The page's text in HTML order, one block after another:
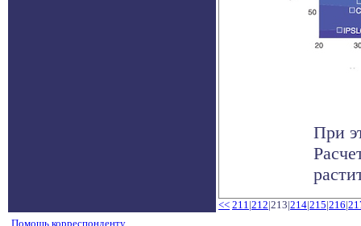
При
<< 211|212|213|214|215|216|
Помощь корреспонденту